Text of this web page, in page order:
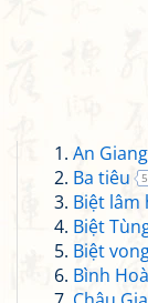
An
Ba tiêu 5
Biệt lâm
Biệt
Biệt
Bình